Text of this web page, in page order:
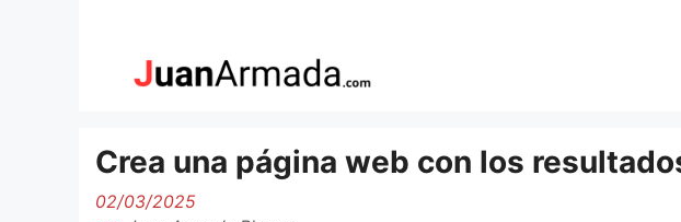
Crea una página web con los
02/03/2025